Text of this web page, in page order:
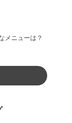
メニューは？